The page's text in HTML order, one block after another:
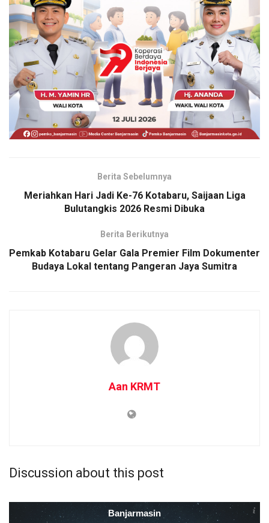
Berita Sebelumnya
Meriahkan Hari Jadi Ke-76 Kotabaru, Saijaan Liga
Bulutangkis 2026 Resmi Dibuka
Berita Berikutnya
Pemkab Kotabaru Gelar Gala Premier Film Dokumenter
Budaya Lokal tentang Pangeran Jaya Sumitra
Aan KRMT
Discussion about this post
Banjarmasin